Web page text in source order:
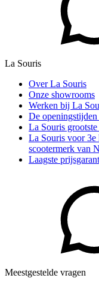
La Souris
Over La Souris
Onze showrooms
Werken bij La
De
La Souris
La Souris voor 3e
scootermerk van
Laagste
Meestgestelde vragen